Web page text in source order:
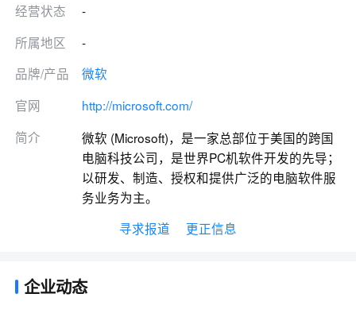
经营状态
-
所属地区
-
品牌/产品
微软
官网
http://microsoft.com/
简介
微软 (Microsoft)，是一家总部位于美国的跨国
电脑科技公司，是世界PC机软件开发的先导；
以研发、制造、授权和提供广泛的电脑软件服
务业务为主。
寻求报道
更正信息
企业动态